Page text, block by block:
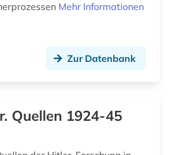
Mehr Informationen
Zur Datenbank
Quellen 1924-45